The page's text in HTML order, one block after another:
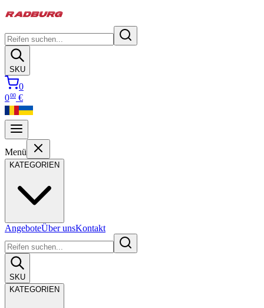
SKU
0
000 €
Menü
KATEGORIEN
AngeboteÜber unsKontakt
SKU
KATEGORIEN